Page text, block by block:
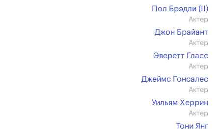
Пол Брэдли (II)
Актер
Джон Брайант
Актер
Эверетт Гласс
Актер
Джеймс Гонсалес
Актер
Уильям Херрин
Актер
Тони Янг